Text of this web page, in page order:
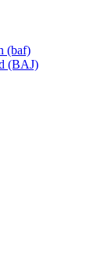
(baf)
(BAJ)